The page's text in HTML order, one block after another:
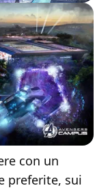
con un
preferite, sui